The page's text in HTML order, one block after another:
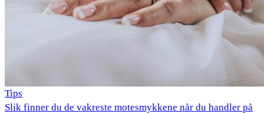
Tips
Slik finner du de vakreste motesmykkene når du handler på